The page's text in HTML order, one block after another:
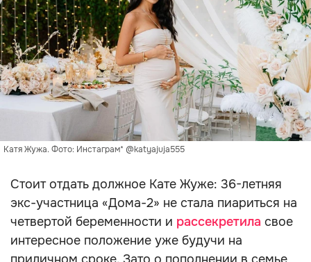
Катя Жужа. Фото: Инстаграм* @katyajuja555
Стоит отдать должное Кате Жуже: 36-летняя
экс-участница «Дома-2» не стала пиариться на
четвертой беременности и рассекретила свое
интересное положение уже будучи на